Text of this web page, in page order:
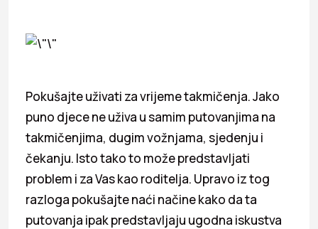
Pokušajte uživati za vrijeme takmičenja. Jako
puno djece ne uživa u samim putovanjima na
takmičenjima, dugim vožnjama, sjedenju i
čekanju. Isto tako to može predstavljati
problem i za Vas kao roditelja. Upravo iz tog
razloga pokušajte naći načine kako da ta
putovanja ipak predstavljaju ugodna iskustva